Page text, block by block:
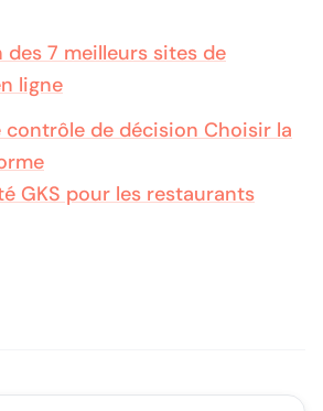
des 7 meilleurs sites de
ligne
contrôle de décision Choisir la
GKS pour les restaurants